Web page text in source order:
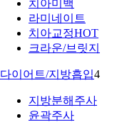
치아미백
라미네이트
치아교정HOT
크라운/브릿지
다이어트/지방흡입4
지방분해주사
윤곽주사